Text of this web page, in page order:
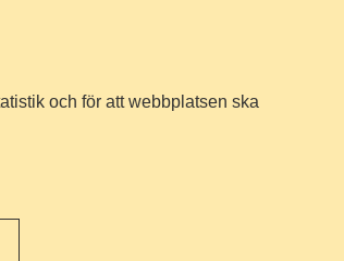
och för att webbplatsen ska